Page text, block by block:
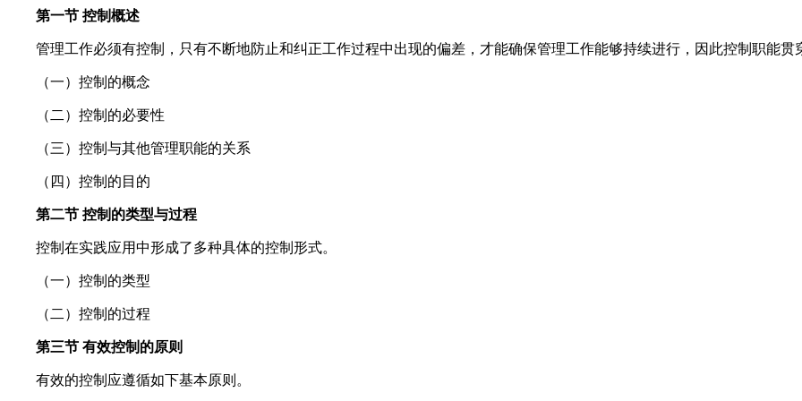
第一节 控制概述
管理工作必须有控制，只有不断地防止和纠正工作过程中出现的偏差，才能确保管理工作能够持续进行，因此控制职能贯
（一）控制的概念
（二）控制的必要性
（三）控制与其他管理职能的关系
（四）控制的目的
第二节 控制的类型与过程
控制在实践应用中形成了多种具体的控制形式。
（一）控制的类型
（二）控制的过程
第三节 有效控制的原则
有效的控制应遵循如下基本原则。